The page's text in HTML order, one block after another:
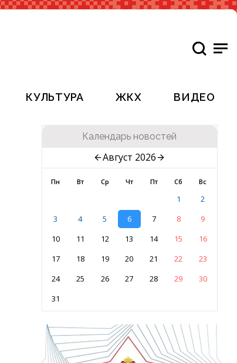
КУЛЬТУРА ЖКХ ВИДЕО
Календарь новостей
Август 2026
Пн Вт Ср Чт Пт Сб Вс
1
2
3
4 5 6 7 8
9
10
11 12 13 14 15
16
17
18 19 20 21 22
23
24
25 26 27 28 29
30
31